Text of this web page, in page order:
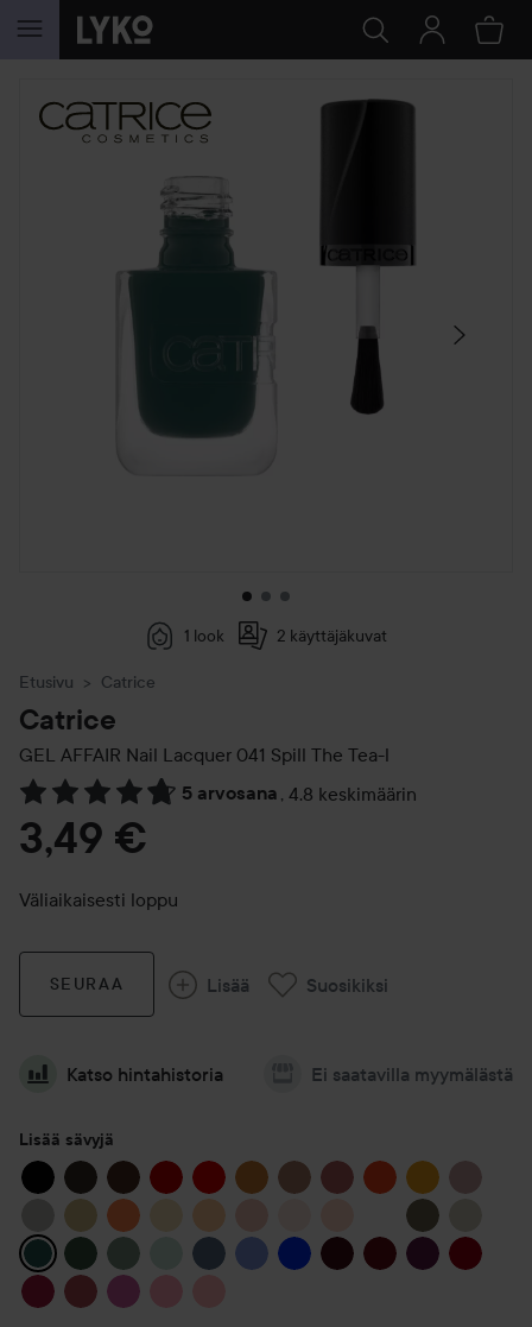
SIIRTYÄ JHK SISÄLTÖÖN
OHITA OSIO
1 look 2 käyttäjäkuvat
Etusivu Catrice
Catrice
GEL AFFAIR Nail Lacquer 041 Spill The Tea-l
5 arvosana , 4.8 keskimäärin
Siirtyä jhk Arvosana & kommentit
3,49 €
Väliaikaisesti loppu
SEURAA Lisää Suosikiksi
Katso hintahistoria Ei saatavilla myymälästä
Lisää sävyjä